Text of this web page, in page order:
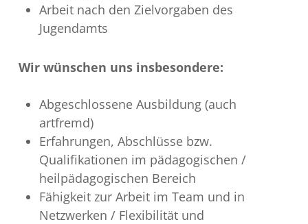
Arbeit nach den Zielvorgaben des
Jugendamts
Wir wünschen uns insbesondere:
Abgeschlossene Ausbildung (auch
artfremd)
Erfahrungen, Abschlüsse bzw.
Qualifikationen im pädagogischen /
heilpädagogischen Bereich
Fähigkeit zur Arbeit im Team und in
Netzwerken / Flexibilität und